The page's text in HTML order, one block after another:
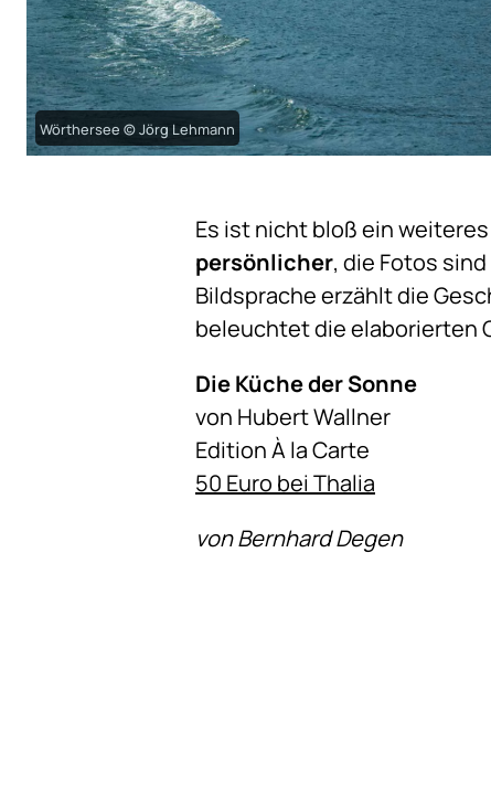
Wörthersee © Jörg Lehmann
Es ist nicht bloß ein
persönlicher, die Fotos
Bildsprache erzählt die
beleuchtet die elaborierten
Die Küche der Sonne
von Hubert Wallner
Edition À la Carte
50 Euro bei Thalia
von Bernhard Degen